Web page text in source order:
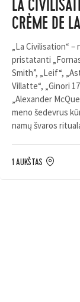
LA
CRÈME DE
„La Civilisation“ –
pristatanti
Smith”, „Leif“,
Villatte“, „Ginori
„Alexander
meno šedevrus
namų švaros
1 AUKŠTAS